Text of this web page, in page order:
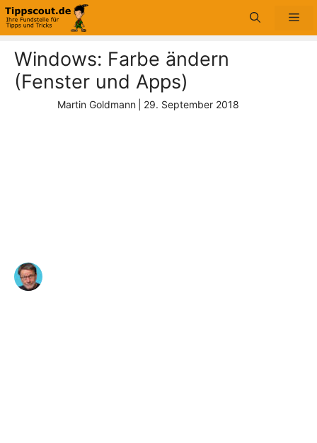
Zum
Inhalt
Windows: Farbe ändern
(Fenster und Apps)
Martin Goldmann 29. September 2018